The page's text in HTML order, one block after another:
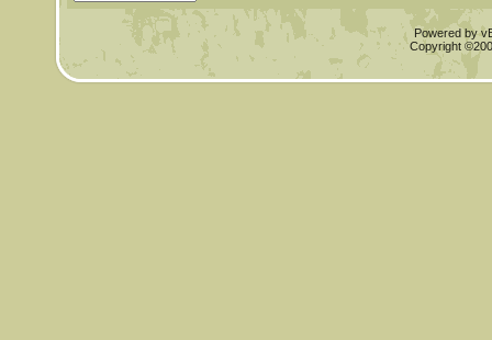
Powered by
Copyright